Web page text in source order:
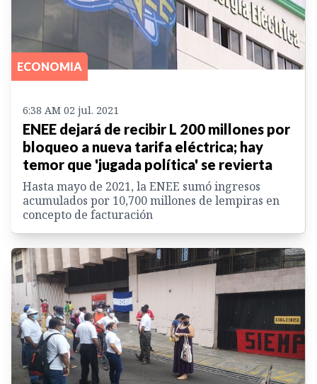
ECONOMIA
6:38 AM 02 jul. 2021
ENEE dejará de recibir L 200 millones por
bloqueo a nueva tarifa eléctrica; hay
temor que 'jugada política' se revierta
Hasta mayo de 2021, la ENEE sumó ingresos
acumulados por 10,700 millones de lempiras en
concepto de facturación